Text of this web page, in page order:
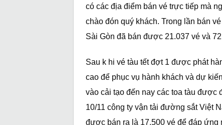
có các địa điểm bán vé trực tiếp mà
chào đón quý khách. Trong lần bán
Sài Gòn đã bán được 21.037 vé và
Sau k hi vé tàu tết đợt 1 được phát
cao để phục vụ hành khách và dự
vào cải tạo đến nay các toa tàu được
10/11 công ty vận tải đường sắt Việt
được bán ra là 17.500 vé để đáp ứng